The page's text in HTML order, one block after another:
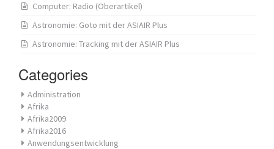
Computer: Radio (Oberartikel)
Astronomie: Goto mit der ASIAIR Plus
Astronomie: Tracking mit der ASIAIR Plus
Categories
Administration
Afrika
Afrika2009
Afrika2016
Anwendungsentwicklung